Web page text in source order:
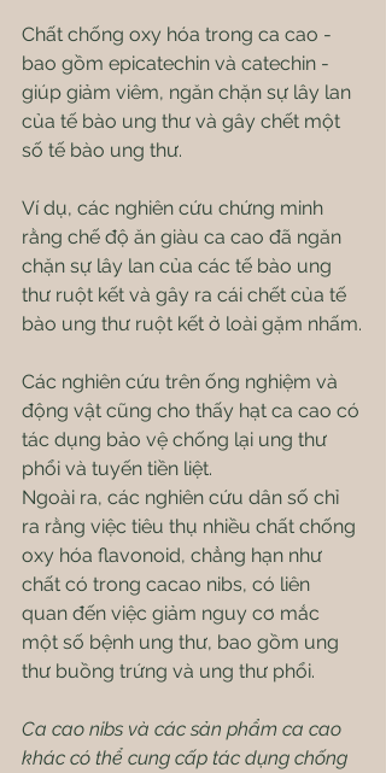
Chất chống oxy hóa trong ca cao -
bao gồm epicatechin và catechin -
giúp giảm viêm, ngăn chặn sự lây lan
của tế bào ung thư và gây chết một
số tế bào ung thư.
Ví dụ, các nghiên cứu chứng minh
rằng chế độ ăn giàu ca cao đã ngăn
chặn sự lây lan của các tế bào ung
thư ruột kết và gây ra cái chết của tế
bào ung thư ruột kết ở loài gặm nhấm.
Các nghiên cứu trên ống nghiệm và
động vật cũng cho thấy hạt ca cao có
tác dụng bảo vệ chống lại ung thư
phổi và tuyến tiền liệt.
Ngoài ra, các nghiên cứu dân số chỉ
ra rằng việc tiêu thụ nhiều chất chống
oxy hóa flavonoid, chẳng hạn như
chất có trong cacao nibs, có liên
quan đến việc giảm nguy cơ mắc
một số bệnh ung thư, bao gồm ung
thư buồng trứng và ung thư phổi.
Ca cao nibs và các sản phẩm ca cao
khác có thể cung cấp tác dụng chống